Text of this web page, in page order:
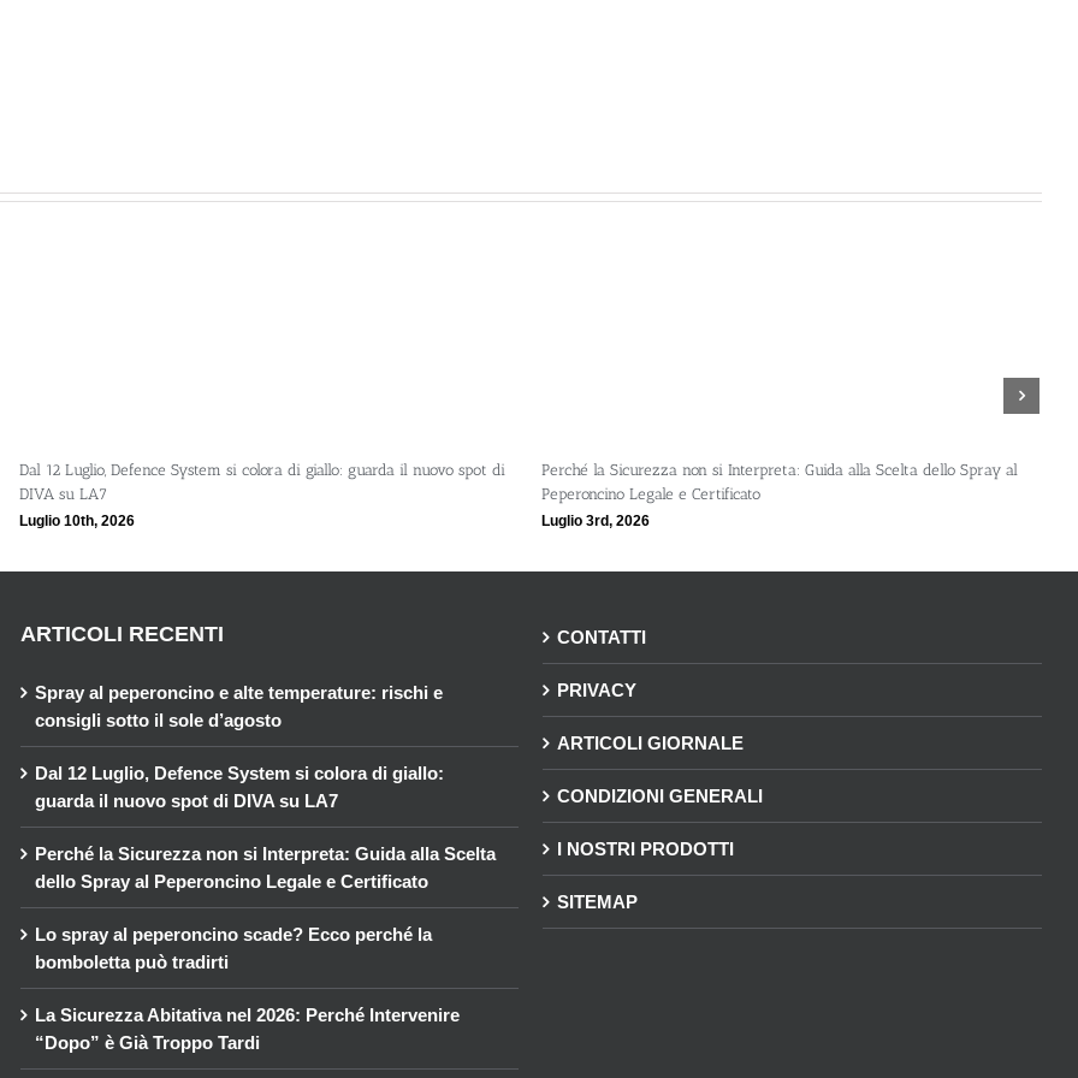
test, gittata e guida all’uso in
Spray al Peperoncino: Sicurezza Reale o Falsa Illusione? Guida alla
ARTICOLI RECENTI
Spray al peperoncino e alte temperature: rischi e
consigli sotto il sole d’agosto
Dal 12 Luglio, Defence System si colora di giallo:
guarda il nuovo spot di DIVA su LA7
Perché la Sicurezza non si Interpreta: Guida alla Scelta
dello Spray al Peperoncino Legale e Certificato
Lo spray al peperoncino scade? Ecco perché la
bomboletta può tradirti
La Sicurezza Abitativa nel 2026: Perché Intervenire
“Dopo” è Già Troppo Tardi
CONTATTI
PRIVACY
ARTICOLI GIORNALE
CONDIZIONI GENERALI
I NOSTRI PRODOTTI
SITEMAP